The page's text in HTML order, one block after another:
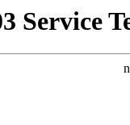
Service